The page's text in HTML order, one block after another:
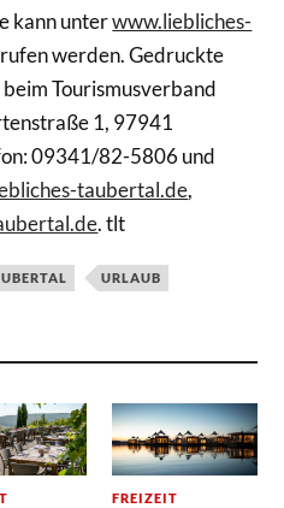
kann unterwww.liebliches-
werden. Gedruckte
Tourismusverband
1, 97941
09341/82-5806 und
taubertal.de,
. tlt
URLAUB
FREIZEIT